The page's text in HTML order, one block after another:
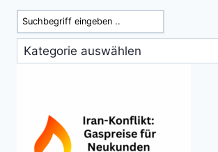
Suchen
Kategorien